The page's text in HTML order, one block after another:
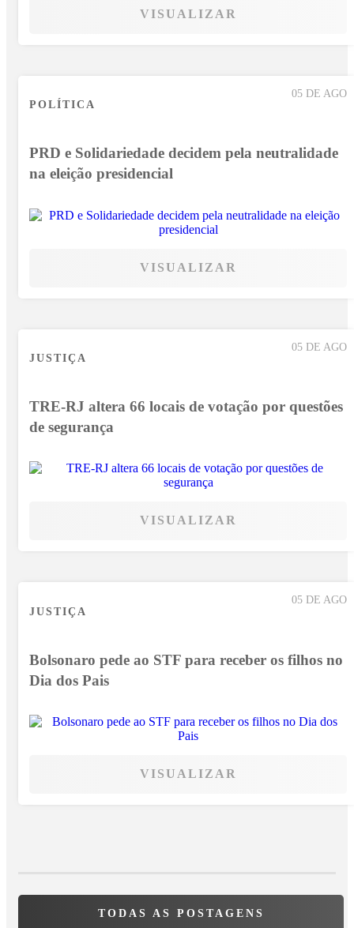
VISUALIZAR
05 DE AGO
POLÍTICA
PRD e Solidariedade decidem pela neutralidade
na eleição presidencial
VISUALIZAR
05 DE AGO
JUSTIÇA
TRE-RJ altera 66 locais de votação por questões
de segurança
VISUALIZAR
05 DE AGO
JUSTIÇA
Bolsonaro pede ao STF para receber os filhos no
Dia dos Pais
VISUALIZAR
TODAS AS POSTAGENS